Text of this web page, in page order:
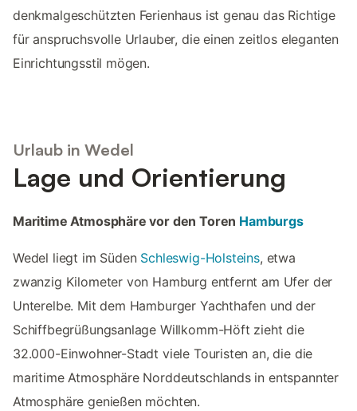
denkmalgeschützten Ferienhaus ist genau das Richtige
für anspruchsvolle Urlauber, die einen zeitlos eleganten
Einrichtungsstil mögen.
Urlaub in Wedel
Lage und Orientierung
Maritime Atmosphäre vor den Toren Hamburgs
Wedel liegt im Süden Schleswig-Holsteins, etwa
zwanzig Kilometer von Hamburg entfernt am Ufer der
Unterelbe. Mit dem Hamburger Yachthafen und der
Schiffbegrüßungsanlage Willkomm-Höft zieht die
32.000-Einwohner-Stadt viele Touristen an, die die
maritime Atmosphäre Norddeutschlands in entspannter
Atmosphäre genießen möchten.